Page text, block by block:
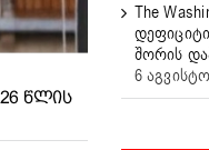
ᲬᲚᲘᲡ
The
შორის
6